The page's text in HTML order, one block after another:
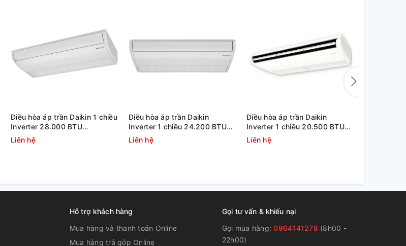
Điều hòa áp trần Daikin 1 chiều
Inverter 28.000 BTU
FHFC85EV1 / RZFC85EVM
Liên hệ
Điều hòa áp trần Daikin
Inverter 1 chiều 24.200 BTU
FHFC71EV1 / RZFC71EVM
Liên hệ
Điều hòa áp trần Daikin
Inverter 1 chiều 20.500 BTU
FHFC60EV1/RZFC60EVM
Liên hệ
Hỗ trợ khách hàng
Mua hàng và thanh toán Online
Mua hàng trả góp Online
Gọi tư vấn & khiếu nại
Gọi mua hàng:0964141278 (8h00 -
22h00)